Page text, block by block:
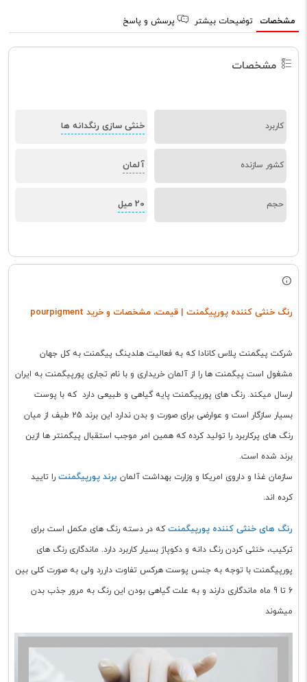
مشخصات توضیحات بیشتر پرسش و پاسخ
مشخصات
کاربرد خنثی سازی رنگدانه ها
کشور سازنده آلمان
حجم 20 میل
رنگ خنثی کننده پورپیگمنت | قیمت، مشخصات و خرید pourpigment
شرکت پیگمنت پلاس کانادا که به فعالیت هلدینگ پیگمنت به کل جهان
مشغول است پیگمنت ها را از آلمان خریداری و با نام تجاری پورپیگمنت به ایران
ارسال میکند. رنگ های پورپیگمنت پایه گیاهی و طبیعی دارد که با پوست
بسیار سازگار است و عوارضی برای صورت و بدن ندارد این برند 25 طیف از میان
رنگ های پرکاربرد را تولید کرده که همین امر موجب استقبال پیگمنتر ها ازین
برند شده است.
سازمان غذا و داروی امریکا و وزارت بهداشت آلمان برند پورپیگمنت را تایید
کرده اند.
رنگ های خنثی کننده پورپیگمنتکه در دسته رنگ های مکمل است برای
ترکیب، خنثی کردن رنگ دانه و دکوپاژ بسیار کاربرد دارد. ماندگاری رنگ های
پورپیگمنت با توجه به جنس پوست هرکس تفاوت داررد ولی به صورت کلی بین
6 تا 9 ماه ماندگاری دارند و به علت گیاهی بودن این رنگ به مرور جذب بدن
میشوند